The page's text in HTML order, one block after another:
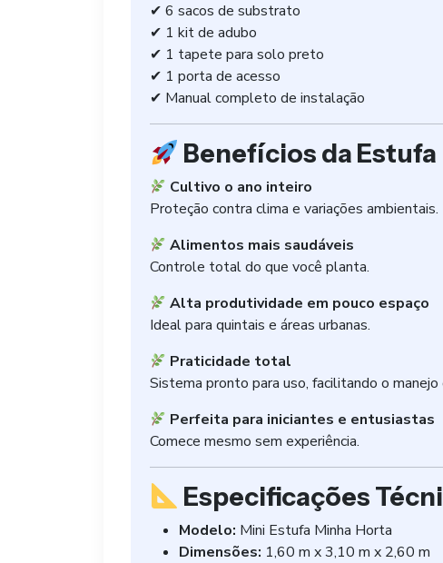
✔ 6 sacos de substrato
✔ 1 kit de adubo
✔ 1 tapete para solo preto
✔ 1 porta de acesso
✔ Manual completo de instalação
Benefícios da Estufa
Cultivo o ano inteiro
Proteção contra clima e variações ambientais.
Alimentos mais saudáveis
Controle total do que você planta.
Alta produtividade em pouco espaço
Ideal para quintais e áreas urbanas.
Praticidade total
Sistema pronto para uso, facilitando o manejo
Perfeita para iniciantes e entusiastas
Comece mesmo sem experiência.
Especificações
Modelo: Mini Estufa Minha Horta
Dimensões: 1,60 m x 3,10 m x 2,60 m